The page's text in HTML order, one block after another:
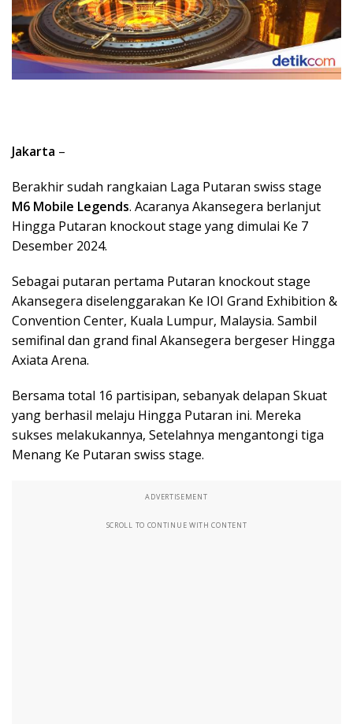
Jakarta –
Berakhir sudah rangkaian Laga Putaran swiss stage
M6 Mobile Legends. Acaranya Akansegera berlanjut
Hingga Putaran knockout stage yang dimulai Ke 7
Desember 2024.
Sebagai putaran pertama Putaran knockout stage
Akansegera diselenggarakan Ke IOI Grand Exhibition &
Convention Center, Kuala Lumpur, Malaysia. Sambil
semifinal dan grand final Akansegera bergeser Hingga
Axiata Arena.
Bersama total 16 partisipan, sebanyak delapan Skuat
yang berhasil melaju Hingga Putaran ini. Mereka
sukses melakukannya, Setelahnya mengantongi tiga
Menang Ke Putaran swiss stage.
ADVERTISEMENT
SCROLL TO CONTINUE WITH CONTENT